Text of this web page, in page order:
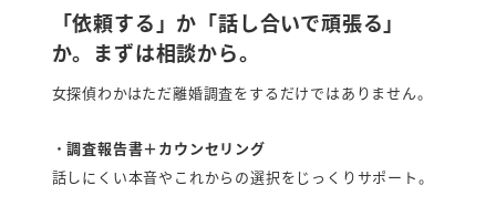
「依頼する」か「話し合いで頑張る」
か。まずは相談から。
女探偵わかはただ離婚調査をするだけではありません。
・調査報告書＋カウンセリング
話しにくい本音やこれからの選択をじっくりサポート。